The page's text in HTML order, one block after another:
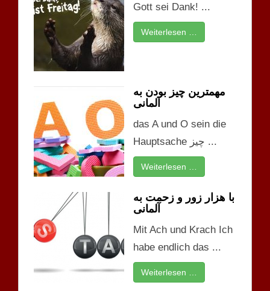
Gott sei Dank! ...
Weiterlesen …
مهمترین چیز بودن به
آلمانی
das A und O sein die
Hauptsache چیز ...
Weiterlesen …
با هزار زور و زحمت به
آلمانی
Mit Ach und Krach Ich
habe endlich das ...
Weiterlesen …